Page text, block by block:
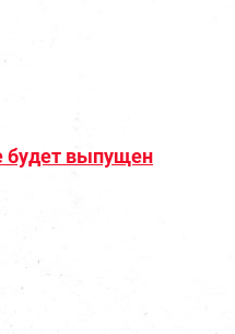
будет выпущен